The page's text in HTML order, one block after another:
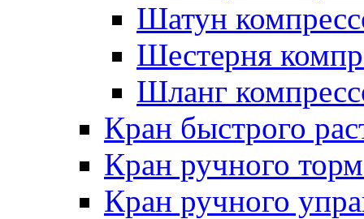
Шатун
Шестерня
Шланг
Кран быстрого
Кран ручного
Кран ручного